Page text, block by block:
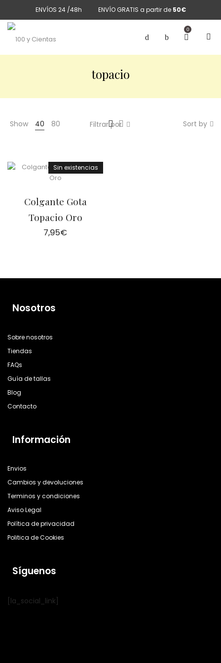
ENVÍOS 24 /48h ENVÍO GRATIS a partir de 50€
0
topacio
Show 40 80 Sort by
Filtrar por
Sin existencias
Colgante Gota
Topacio Oro
7,95€
Nosotros
Sobre nosotros
Tiendas
FAQs
Guía de tallas
Blog
Contacto
Información
Envios
Cambios y devoluciones
Terminos y condiciones
Aviso Legal
Política de privacidad
Politica de Cookies
Síguenos
[la_social_link]